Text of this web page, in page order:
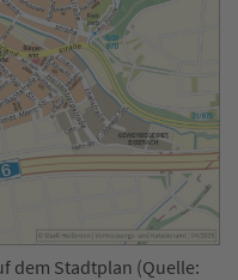
dem Stadtplan (Quelle: